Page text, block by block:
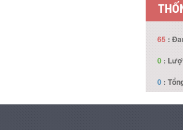
65 :
0 :
0 :